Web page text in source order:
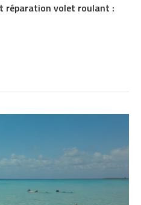
réparation volet roulant :